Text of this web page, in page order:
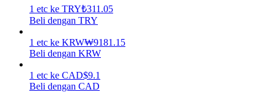
Babi Kekuatan
Dapatkan imbalan kompetitif setiap hari
1 etc ke TRY₺311.05
Beli dengan TRY
1 etc ke KRW₩9181.15
Beli dengan KRW
1 etc ke CAD$9.1
Beli dengan CAD